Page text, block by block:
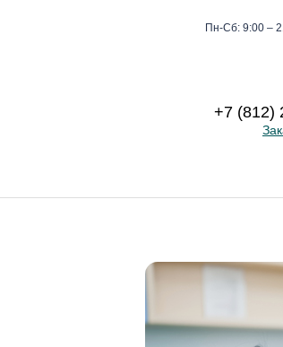
Пн-Сб: 9:00 –
+7 (812)